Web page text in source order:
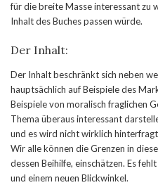
für die breite Masse interessant zu
Inhalt des Buches passen würde.
Der Inhalt:
Der Inhalt beschränkt sich neben
hauptsächlich auf Beispiele des
Beispiele von moralisch fraglichen
Thema überaus interessant
und es wird nicht wirklich
Wir alle können die Grenzen in
dessen Beihilfe, einschätzen. Es
und einem neuen Blickwinkel.